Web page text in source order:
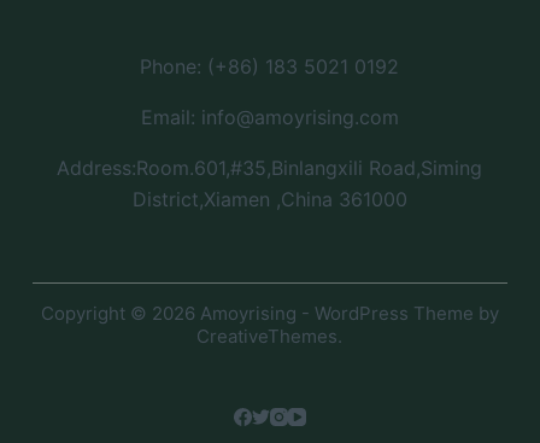
Phone: (+86) 183 5021 0192
Email: info@amoyrising.com
Address:Room.601,#35,Binlangxili Road,Siming
District,Xiamen ,China 361000
Copyright © 2026 Amoyrising - WordPress Theme by
CreativeThemes.